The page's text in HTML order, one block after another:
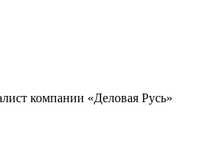
компании «Деловая Русь»